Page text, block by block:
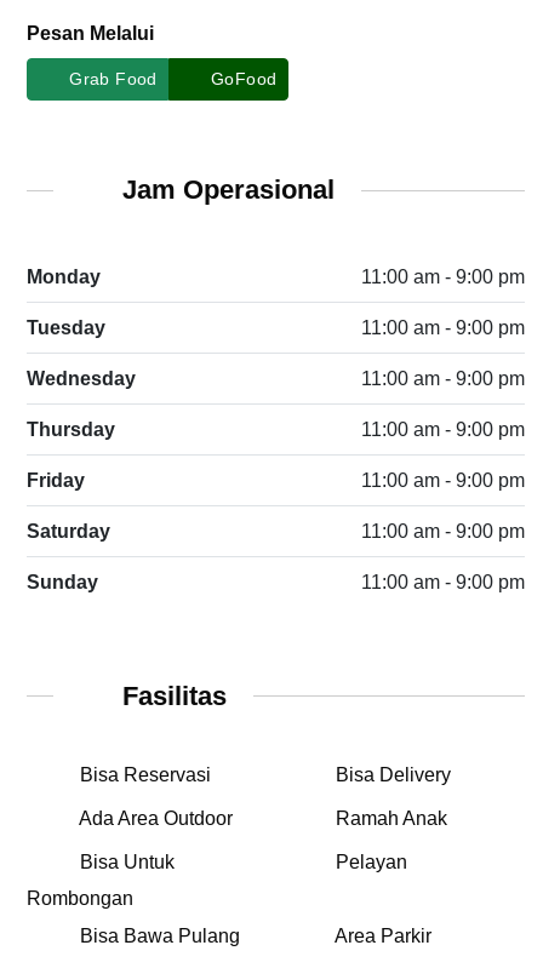
Pesan Melalui
Grab Food GoFood
Jam Operasional
Monday 11:00 am - 9:00 pm
Tuesday 11:00 am - 9:00 pm
Wednesday 11:00 am - 9:00 pm
Thursday 11:00 am - 9:00 pm
Friday 11:00 am - 9:00 pm
Saturday 11:00 am - 9:00 pm
Sunday 11:00 am - 9:00 pm
Fasilitas
Bisa Reservasi Bisa Delivery
Ada Area Outdoor Ramah Anak
Bisa Untuk
Rombongan
Pelayan
Bisa Bawa Pulang Area Parkir